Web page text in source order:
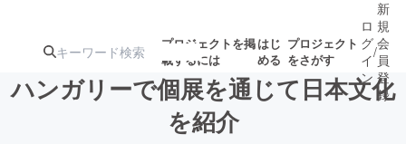
プロジェクトを掲
載するには
はじ
める
プロジェクト
をさがす
ロ
グ
イ
ン
/
新
規
会
員
登
録
ハンガリーで個展を通じて日本文化
を紹介